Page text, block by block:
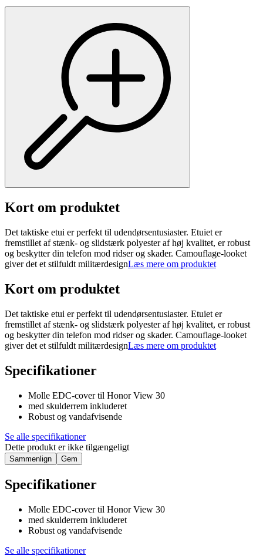
Kort om produktet
Det taktiske etui er perfekt til udendørsentusiaster. Etuiet er
fremstillet af stænk- og slidstærk polyester af høj kvalitet, er robust
og beskytter din telefon mod ridser og skader. Camouflage-looket
giver det et stilfuldt militærdesignLæs mere om produktet
Kort om produktet
Det taktiske etui er perfekt til udendørsentusiaster. Etuiet er
fremstillet af stænk- og slidstærk polyester af høj kvalitet, er robust
og beskytter din telefon mod ridser og skader. Camouflage-looket
giver det et stilfuldt militærdesignLæs mere om produktet
Specifikationer
Molle EDC-cover til Honor View 30
med skulderrem inkluderet
Robust og vandafvisende
Se alle specifikationer
Dette produkt er ikke tilgængeligt
Sammenlign Gem
Specifikationer
Molle EDC-cover til Honor View 30
med skulderrem inkluderet
Robust og vandafvisende
Se alle specifikationer